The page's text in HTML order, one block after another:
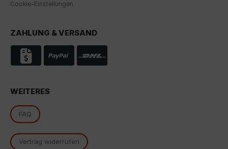
Cookie-Einstellungen
ZAHLUNG & VERSAND
WEITERES
FAQ
Vertrag widerrufen